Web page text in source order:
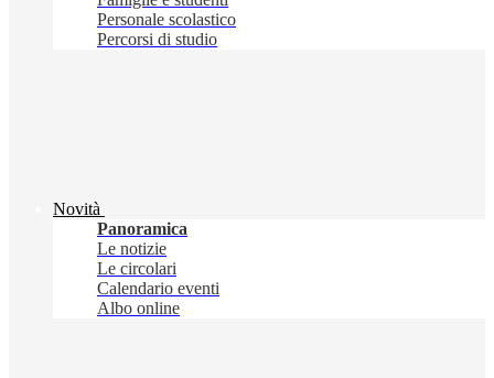
Personale scolastico
Percorsi di studio
Novità
Panoramica
Le notizie
Le circolari
Calendario eventi
Albo online